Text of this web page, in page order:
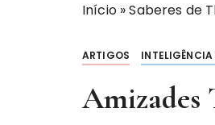
Início»Saberes de
ARTIGOS
Amizades